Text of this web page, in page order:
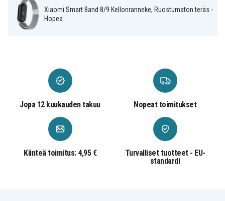
Xiaomi Smart Band 8/9 Kellonranneke, Ruostumaton teräs -
Hopea
Jopa 12 kuukauden takuu Nopeat toimitukset
Kiinteä toimitus: 4,95 €
Turvalliset tuotteet - EU-
standardi